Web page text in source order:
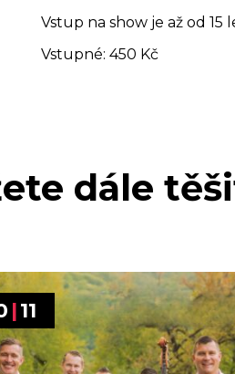
Vstup na show je až od 15
Vstupné: 450 Kč
dále
|11